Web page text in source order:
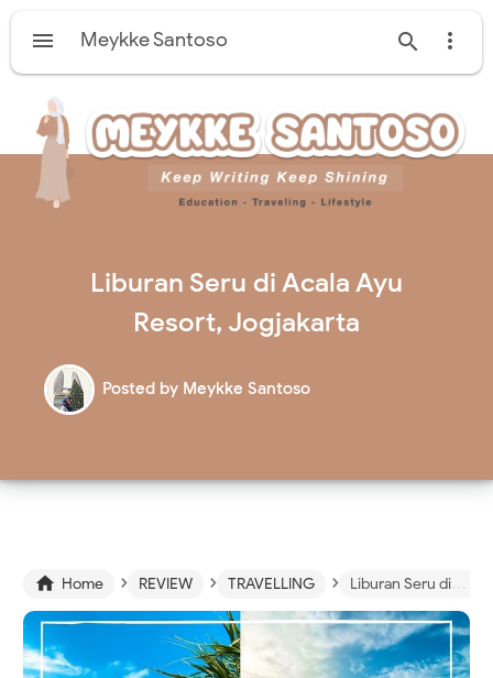
  
Meykke Santoso
Liburan Seru di Acala Ayu
Resort, Jogjakarta
Posted by Meykke Santoso
 Home › REVIEW › TRAVELLING › Liburan Seru di Acala Ayu Resort, Jogjakarta